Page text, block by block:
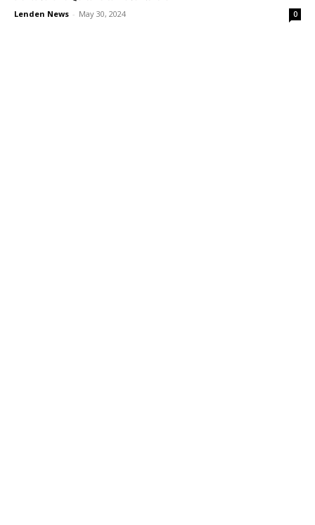
Lenden News - May 30, 2024 0